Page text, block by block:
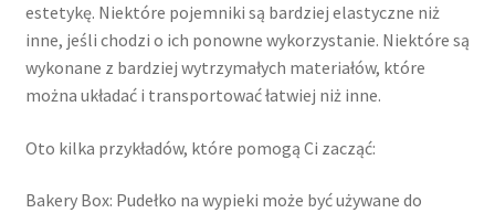
estetykę. Niektóre pojemniki są bardziej elastyczne niż
inne, jeśli chodzi o ich ponowne wykorzystanie. Niektóre są
wykonane z bardziej wytrzymałych materiałów, które
można układać i transportować łatwiej niż inne.
Oto kilka przykładów, które pomogą Ci zacząć:
Bakery Box: Pudełko na wypieki może być używane do